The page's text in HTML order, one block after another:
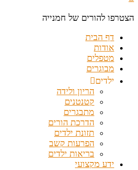
הצטרפו להורים של חמנייה
דף הבית
אודות
מטפלים
מבוגרים
ילדים
הריון ולידה
קטנטנים
מתבגרים
הדרכת הורים
תזונת ילדים
הפרעות קשב
בריאות ילדים
ידע מקצועי